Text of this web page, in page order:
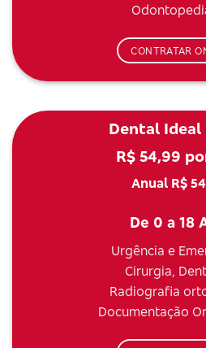
CONTRATAR
Dental Ideal
R$ 54,99
Anual R$
De 0 a 18
Urgência e
Cirurgia,
Radiografia
Documentação